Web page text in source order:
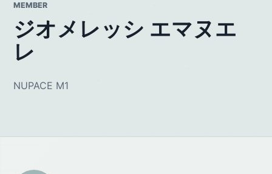
MEMBER
ジオメレッシ エマヌエ
レ
NUPACE M1